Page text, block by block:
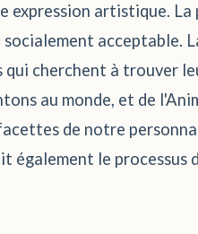
artistique.
acceptable.
cherchent à trouver
au monde, et de
de notre
le processus